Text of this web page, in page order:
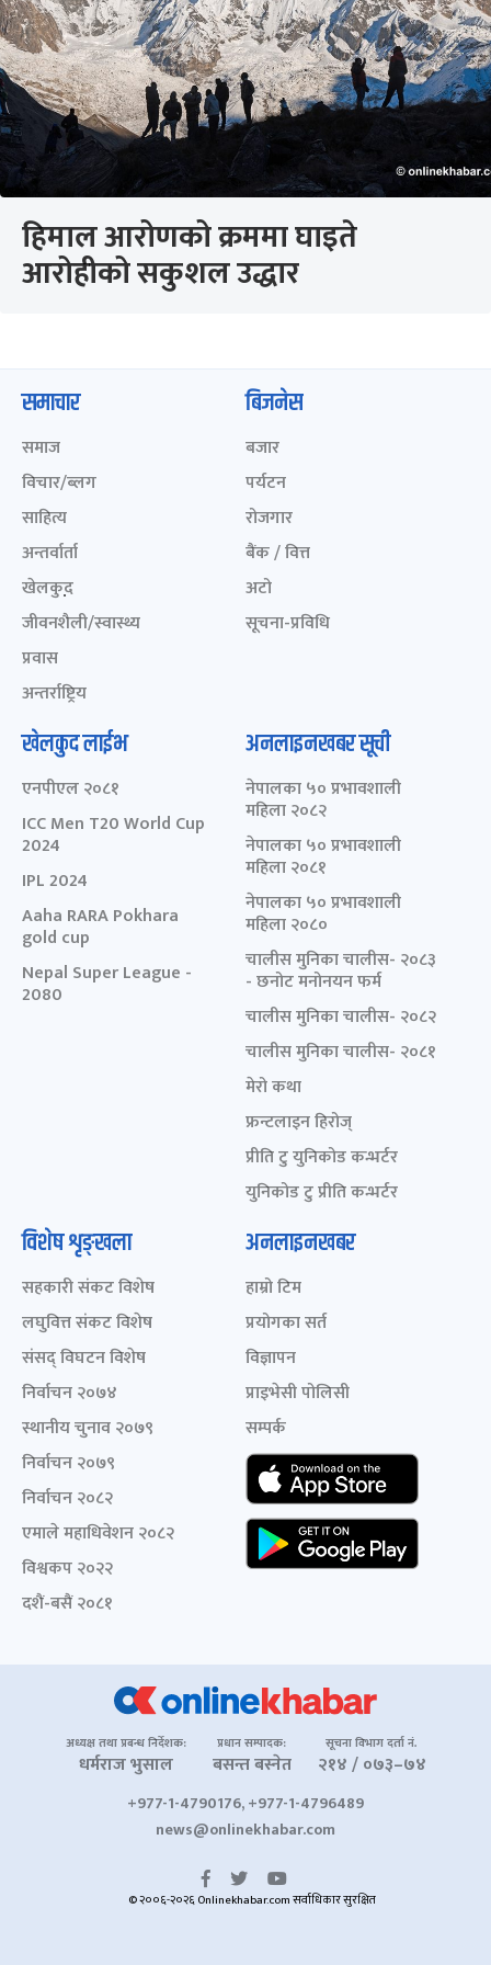
हिमाल आरोणको क्रममा घाइते
आरोहीको सकुशल उद्धार
समाचार
समाज
विचार/ब्लग
साहित्य
अन्तर्वार्ता
खेलकुद़़
जीवनशैली/स्वास्थ्य
प्रवास
अन्तर्राष्ट्रिय
बिजनेस
बजार
पर्यटन
रोजगार
बैंक / वित्त
अटो
सूचना-प्रविधि
खेलकुद लाईभ
एनपीएल २०८१
ICC Men T20 World Cup
2024
IPL 2024
Aaha RARA Pokhara
gold cup
Nepal Super League -
2080
अनलाइनखबर सूची
नेपालका ५० प्रभावशाली
महिला २०८२
नेपालका ५० प्रभावशाली
महिला २०८१
नेपालका ५० प्रभावशाली
महिला २०८०
चालीस मुनिका चालीस- २०८३
- छनोट मनोनयन फर्म
चालीस मुनिका चालीस- २०८२
चालीस मुनिका चालीस- २०८१
मेरो कथा
फ्रन्टलाइन हिरोज्
प्रीति टु युनिकोड कन्भर्टर
युनिकोड टु प्रीति कन्भर्टर
विशेष शृङ्खला
सहकारी संकट विशेष
लघुवित्त संकट विशेष
संसद् विघटन विशेष
निर्वाचन २०७४
स्थानीय चुनाव २०७९
निर्वाचन २०७९
निर्वाचन २०८२
एमाले महाधिवेशन २०८२
विश्वकप २०२२
दशैं-बसैं २०८१
अनलाइनखबर
हाम्रो टिम
प्रयोगका सर्त
विज्ञापन
प्राइभेसी पोलिसी
सम्पर्क
अध्यक्ष तथा प्रबन्ध निर्देशक:
धर्मराज भुसाल
प्रधान सम्पादक:
बसन्त बस्नेत
सूचना विभाग दर्ता नं.
२१४ / ०७३–७४
+977-1-4790176, +977-1-4796489
news@onlinekhabar.com
© २००६-२०२६ Onlinekhabar.com सर्वाधिकार सुरक्षित